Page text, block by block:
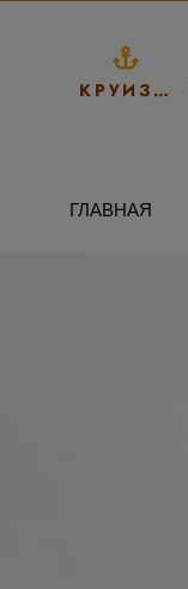
КРУИЗЫ
ГЛАВНАЯ